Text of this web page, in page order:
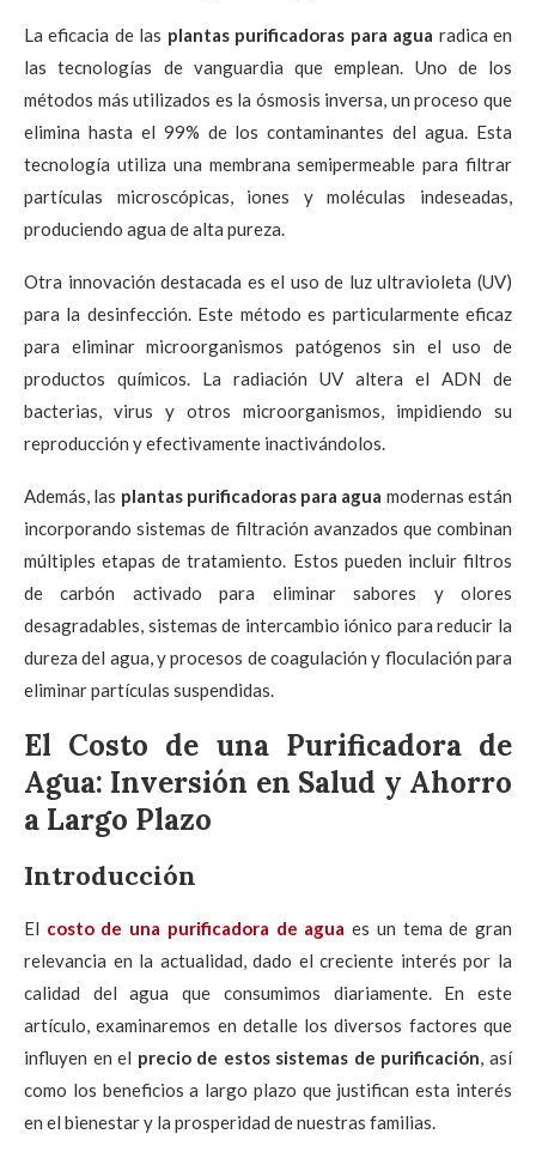
La eficacia de las plantas purificadoras para agua radica en
las tecnologías de vanguardia que emplean. Uno de los
métodos más utilizados es la ósmosis inversa, un proceso que
elimina hasta el 99% de los contaminantes del agua. Esta
tecnología utiliza una membrana semipermeable para filtrar
partículas microscópicas, iones y moléculas indeseadas,
produciendo agua de alta pureza.
Otra innovación destacada es el uso de luz ultravioleta (UV)
para la desinfección. Este método es particularmente eficaz
para eliminar microorganismos patógenos sin el uso de
productos químicos. La radiación UV altera el ADN de
bacterias, virus y otros microorganismos, impidiendo su
reproducción y efectivamente inactivándolos.
Además, las plantas purificadoras para agua modernas están
incorporando sistemas de filtración avanzados que combinan
múltiples etapas de tratamiento. Estos pueden incluir filtros
de carbón activado para eliminar sabores y olores
desagradables, sistemas de intercambio iónico para reducir la
dureza del agua, y procesos de coagulación y floculación para
eliminar partículas suspendidas.
El Costo de una Purificadora de
Agua: Inversión en Salud y Ahorro
a Largo Plazo
Introducción
El costo de una purificadora de agua es un tema de gran
relevancia en la actualidad, dado el creciente interés por la
calidad del agua que consumimos diariamente. En este
artículo, examinaremos en detalle los diversos factores que
influyen en el precio de estos sistemas de purificación, así
como los beneficios a largo plazo que justifican esta interés
en el bienestar y la prosperidad de nuestras familias.